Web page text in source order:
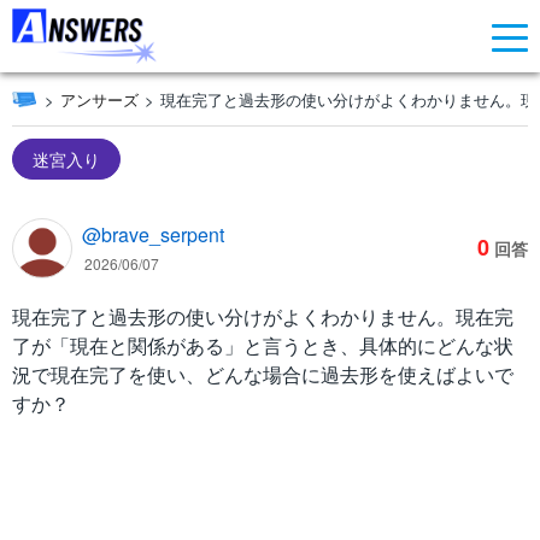
アンサーズ 現在完了と過去形の使い分けがよくわかりません。
迷宮入り
@brave_serpent
2026/06/07
0 回答
現在完了と過去形の使い分けがよくわかりません。現在完
了が「現在と関係がある」と言うとき、具体的にどんな状
況で現在完了を使い、どんな場合に過去形を使えばよいで
すか？